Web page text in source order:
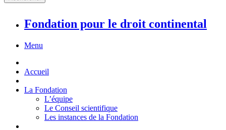
Fondation pour le droit continental
Menu
Accueil
La Fondation
L’équipe
Le Conseil scientifique
Les instances de la Fondation